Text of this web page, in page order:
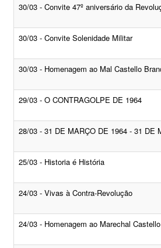
30/03 - Convite 47º aniversário da
30/03 - Convite Solenidade Militar
30/03 - Homenagem ao Mal Castello
29/03 - O CONTRAGOLPE DE 1964
28/03 - 31 DE MARÇO DE 1964 - 31 DE
25/03 - Historia é História
24/03 - Vivas à Contra-Revolução
24/03 - Homenagem ao Marechal